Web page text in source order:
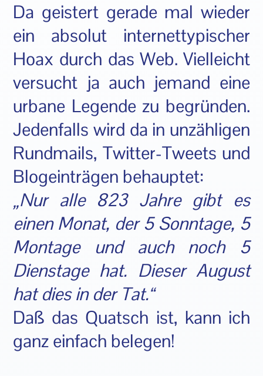
Da geistert gerade mal wieder
ein absolut internettypischer
Hoax durch das Web. Vielleicht
versucht ja auch jemand eine
urbane Legende zu begründen.
Jedenfalls wird da in unzähligen
Rundmails, Twitter-Tweets und
Blogeinträgen behauptet:
„Nur alle 823 Jahre gibt es
einen Monat, der 5 Sonntage, 5
Montage und auch noch 5
Dienstage hat. Dieser August
hat dies in der Tat.“
Daß das Quatsch ist, kann ich
ganz einfach belegen!